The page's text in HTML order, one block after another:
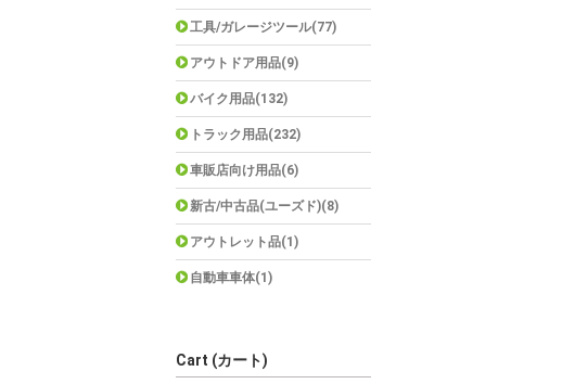
工具/ガレージツール(77)
アウトドア用品(9)
バイク用品(132)
トラック用品(232)
車販店向け用品(6)
新古/中古品(ユーズド)(8)
アウトレット品(1)
自動車車体(1)
Cart (カート)